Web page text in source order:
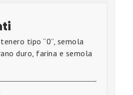
tipo “0”, semola
duro, farina e semola